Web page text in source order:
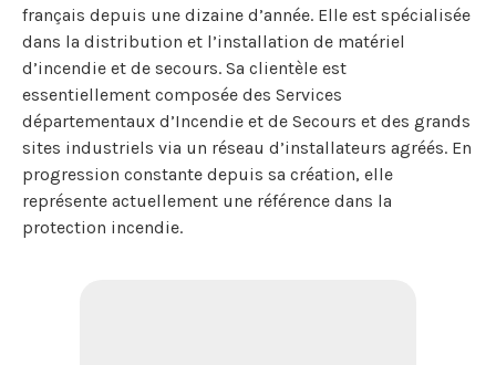
français depuis une dizaine d’année. Elle est spécialisée
dans la distribution et l’installation de matériel
d’incendie et de secours. Sa clientèle est
essentiellement composée des Services
départementaux d’Incendie et de Secours et des grands
sites industriels via un réseau d’installateurs agréés. En
progression constante depuis sa création, elle
représente actuellement une référence dans la
protection incendie.